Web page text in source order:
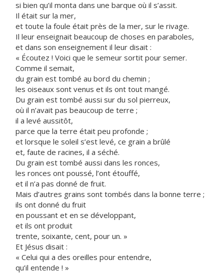
si bien qu’il monta dans une barque où il s’assit.
Il était sur la mer,
et toute la foule était près de la mer, sur le rivage.
Il leur enseignait beaucoup de choses en paraboles,
et dans son enseignement il leur disait :
« Écoutez ! Voici que le semeur sortit pour semer.
Comme il semait,
du grain est tombé au bord du chemin ;
les oiseaux sont venus et ils ont tout mangé.
Du grain est tombé aussi sur du sol pierreux,
où il n’avait pas beaucoup de terre ;
il a levé aussitôt,
parce que la terre était peu profonde ;
et lorsque le soleil s’est levé, ce grain a brûlé
et, faute de racines, il a séché.
Du grain est tombé aussi dans les ronces,
les ronces ont poussé, l’ont étouffé,
et il n’a pas donné de fruit.
Mais d’autres grains sont tombés dans la bonne terre ;
ils ont donné du fruit
en poussant et en se développant,
et ils ont produit
trente, soixante, cent, pour un. »
Et Jésus disait :
« Celui qui a des oreilles pour entendre,
qu’il entende ! »